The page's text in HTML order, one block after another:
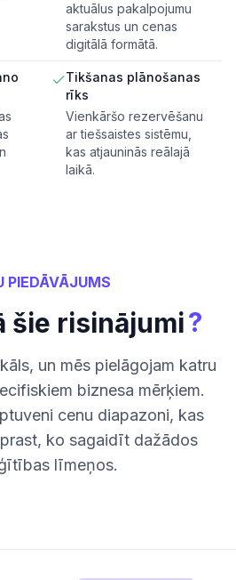
aktuālus pakalpojumu
sarakstus un cenas
digitālā formātā.
Tikšanas plānošanas
rīks
Vienkāršo rezervēšanu
ar tiešsaistes sistēmu,
kas atjauninās reālajā
laikā.
PIEDĀVĀJUMS
šie risinājumi?
un mēs pielāgojam katru
biznesa mērķiem.
cenu diapazoni, kas
ko sagaidīt dažādos
līmeņos.